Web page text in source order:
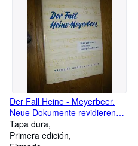
Der Fall Heine - Meyerbeer.
Neue Dokumente revidieren
ein Geschichtsurteil
Tapa dura
Primera edición